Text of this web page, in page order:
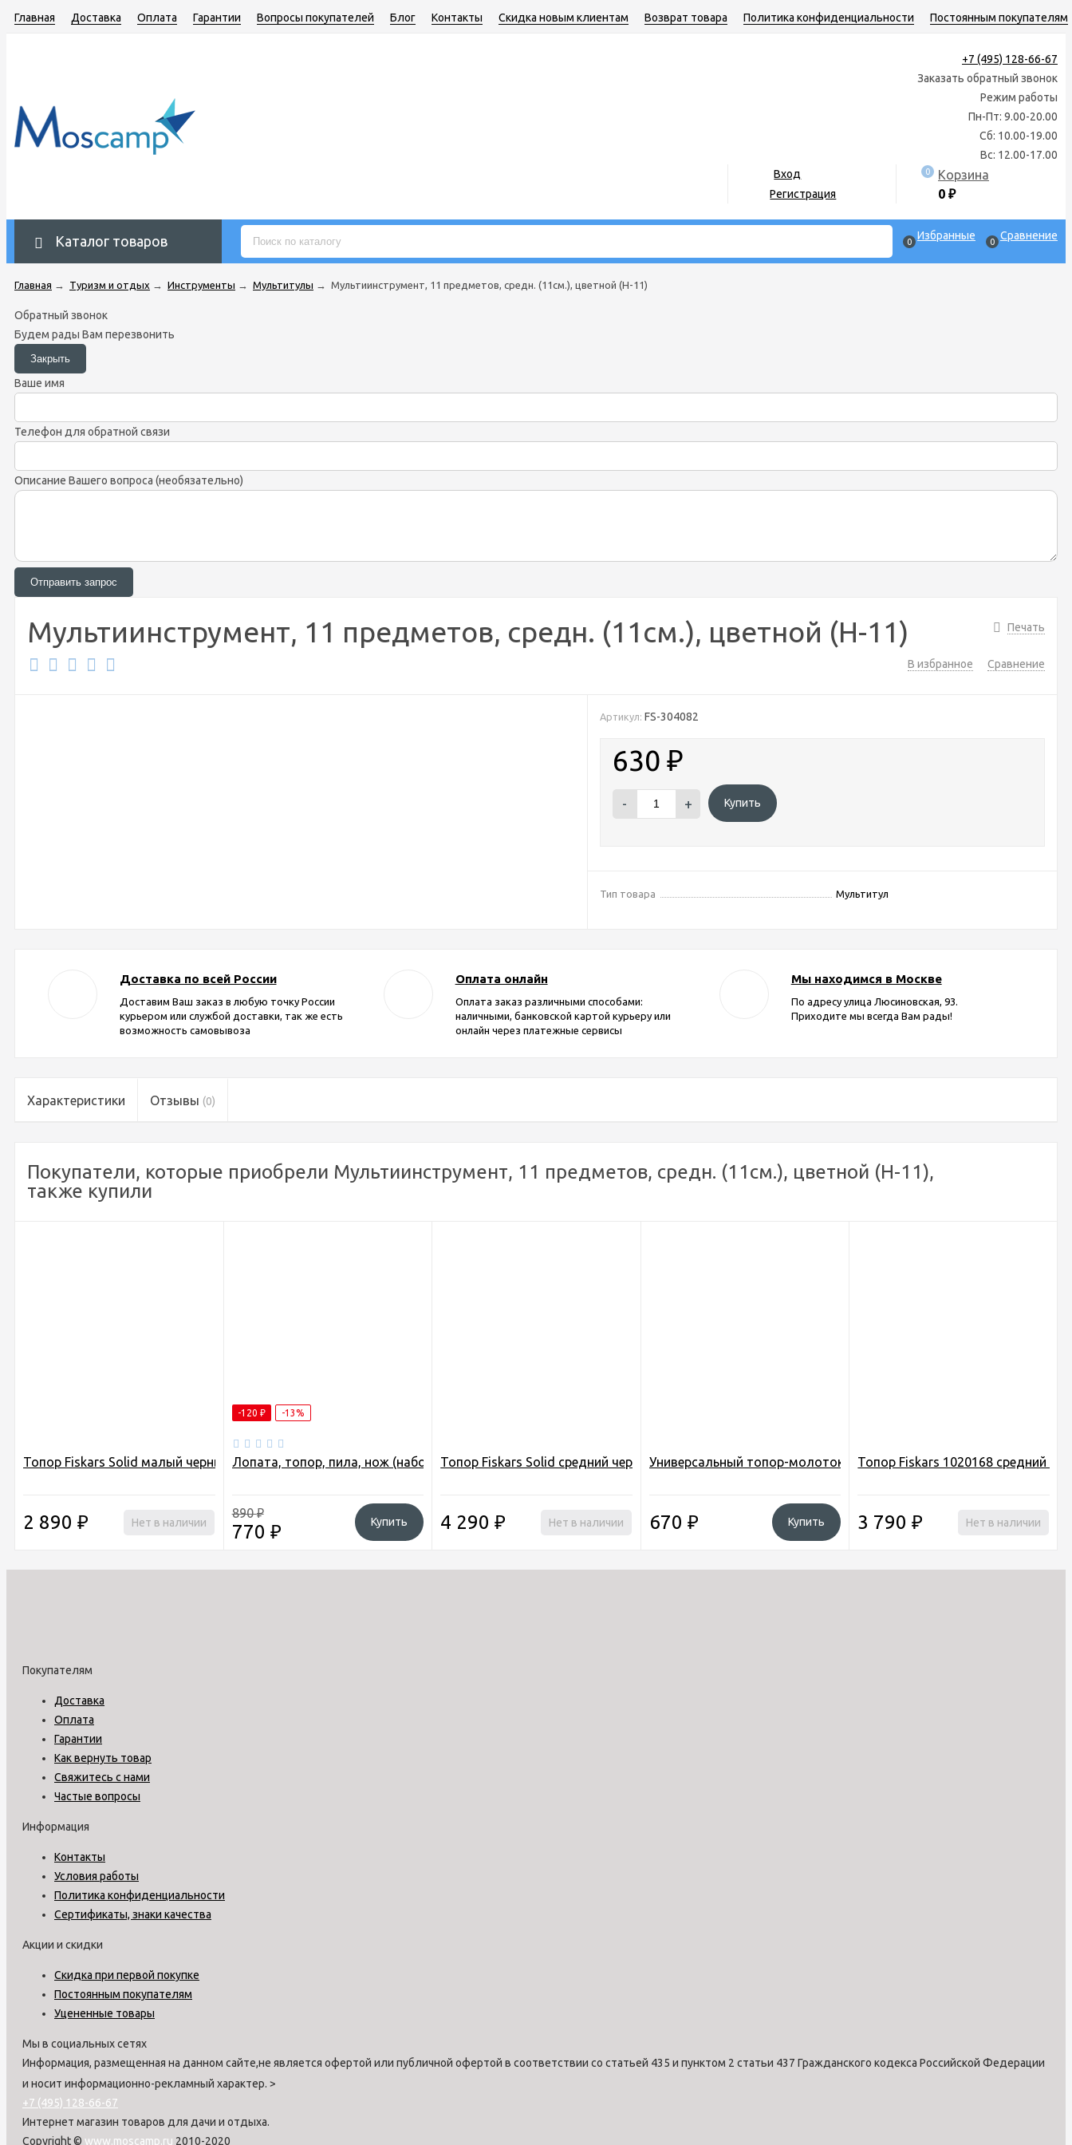
Главная Доставка Оплата Гарантии Вопросы покупателей Блог Контакты Скидка новым клиентам Возврат товара Политика конфиденциальности Постоянным покупателям
+7 (495) 128-66-67
Заказать обратный звонок
Режим работы
Пн-Пт: 9.00-20.00
Сб: 10.00-19.00
Вс: 12.00-17.00
Вход
Регистрация
0
Корзина
0 ₽
Каталог товаров 0 Избранные 0 Сравнение
Главная → Туризм и отдых → Инструменты → Мультитулы → Мультиинструмент, 11 предметов, средн. (11см.), цветной (H-11)
Обратный звонок
Будем рады Вам перезвонить
Ваше имя
Телефон для обратной связи
Описание Вашего вопроса (необязательно)
Печать
Мультиинструмент, 11 предметов, средн. (11см.), цветной (H-11)
В избранное Сравнение
Артикул: FS-304082
630₽
- + Купить
Тип товара Мультитул
Доставка по всей России
Доставим Ваш заказ в любую точку России
курьером или службой доставки, так же есть
возможность самовывоза
Оплата онлайн
Оплата заказ различными способами:
наличными, банковской картой курьеру или
онлайн через платежные сервисы
Мы находимся в Москве
По адресу улица Люсиновская, 93.
Приходите мы всегда Вам рады!
Характеристики Отзывы (0)
Покупатели, которые приобрели Мультиинструмент, 11 предметов, средн. (11см.), цветной (H-11),
также купили
Топор Fiskars Solid малый черный/оранжевый
2 890 ₽ Нет в наличии
-120 ₽ -13%
Лопата, топор, пила, нож (набор) (арт. T27)
890₽
770 ₽ Купить
Топор Fiskars Solid средний черный/оранжевый
4 290₽ Нет в наличии
Универсальный топор-молоток 7в1 +пассатижы, пила, нож,
670 ₽ Купить
Топор Fiskars 1020168 средний
3 790₽ Нет в наличии
Покупателям
Доставка
Оплата
Гарантии
Как вернуть товар
Свяжитесь с нами
Частые вопросы
Информация
Контакты
Условия работы
Политика конфиденциальности
Сертификаты, знаки качества
Акции и скидки
Скидка при первой покупке
Постоянным покупателям
Уцененные товары
Мы в социальных сетях
Информация, размещенная на данном сайте,не является офертой или публичной офертой в соответствии со статьей 435 и пунктом 2 статьи 437 Гражданского кодекса Российской Федерации
и носит информационно-рекламный характер. >
+7 (495) 128-66-67
Интернет магазин товаров для дачи и отдыха.
Copyright © www.moscamp.ru 2010-2020